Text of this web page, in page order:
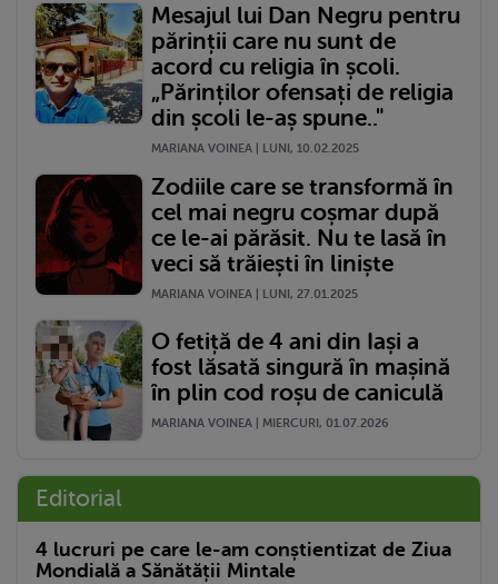
Mesajul lui Dan Negru pentru
părinții care nu sunt de
acord cu religia în școli.
„Părinților ofensați de religia
din școli le-aș spune.."
MARIANA VOINEA | LUNI, 10.02.2025
Zodiile care se transformă în
cel mai negru coșmar după
ce le-ai părăsit. Nu te lasă în
veci să trăiești în liniște
MARIANA VOINEA | LUNI, 27.01.2025
O fetiță de 4 ani din Iași a
fost lăsată singură în mașină
în plin cod roșu de caniculă
MARIANA VOINEA | MIERCURI, 01.07.2026
Editorial
4 lucruri pe care le-am conștientizat de Ziua
Mondială a Sănătății Mintale